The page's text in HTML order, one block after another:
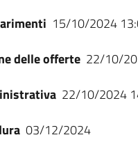
15/10/2024
delle offerte 22/10/
22/10/2024
03/12/2024